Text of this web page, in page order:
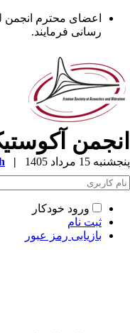
رسانی فرمایند.
15 مرداد 1405 |
ورود خودکار
ثبت نام
بازیابی رمز عبور